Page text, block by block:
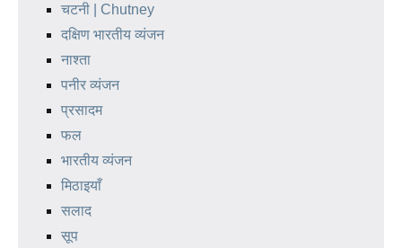
चटनी | Chutney
दक्षिण भारतीय व्यंजन
नाश्ता
पनीर व्यंजन
प्रसादम
फल
भारतीय व्यंजन
मिठाइयाँ
सलाद
सूप